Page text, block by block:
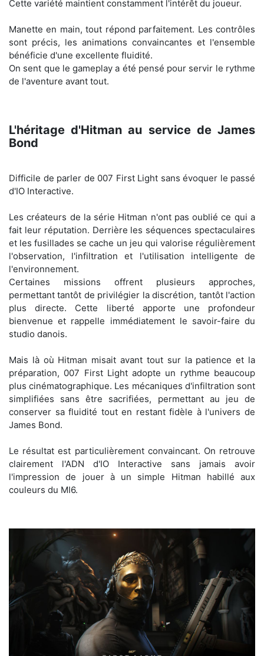
Cette variété maintient constamment l'intérêt du joueur.
Manette en main, tout répond parfaitement. Les contrôles
sont précis, les animations convaincantes et l'ensemble
bénéficie d'une excellente fluidité.
On sent que le gameplay a été pensé pour servir le rythme
de l'aventure avant tout.
L'héritage d'Hitman au service de James
Bond
Difficile de parler de 007 First Light sans évoquer le passé
d'IO Interactive.
Les créateurs de la série Hitman n'ont pas oublié ce qui a
fait leur réputation. Derrière les séquences spectaculaires
et les fusillades se cache un jeu qui valorise régulièrement
l'observation, l'infiltration et l'utilisation intelligente de
l'environnement.
Certaines missions offrent plusieurs approches,
permettant tantôt de privilégier la discrétion, tantôt l'action
plus directe. Cette liberté apporte une profondeur
bienvenue et rappelle immédiatement le savoir-faire du
studio danois.
Mais là où Hitman misait avant tout sur la patience et la
préparation, 007 First Light adopte un rythme beaucoup
plus cinématographique. Les mécaniques d'infiltration sont
simplifiées sans être sacrifiées, permettant au jeu de
conserver sa fluidité tout en restant fidèle à l'univers de
James Bond.
Le résultat est particulièrement convaincant. On retrouve
clairement l'ADN d'IO Interactive sans jamais avoir
l'impression de jouer à un simple Hitman habillé aux
couleurs du MI6.